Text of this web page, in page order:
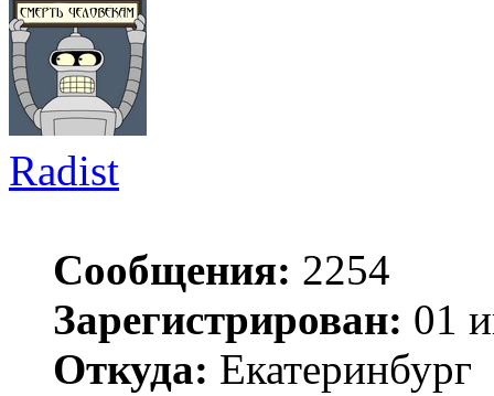
Radist
Сообщения: 2254
Зарегистрирован: 01
Откуда: Екатеринбург